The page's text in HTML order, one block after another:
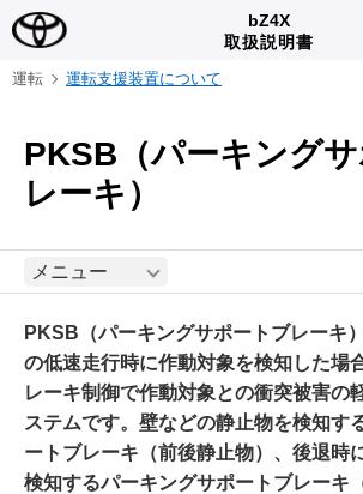
bZ4X
取扱説明書
運転 運転支援装置について
PKSB（パーキング
レーキ）
メニュー
PKSB（パーキングサポートブレーキ
の低速走行時に作動対象を検知した場
レーキ制御で作動対象との衝突被害の
ステムです。壁などの静止物を検知す
ートブレーキ（前後静止物）、後退時
検知するパーキングサポートブレーキ